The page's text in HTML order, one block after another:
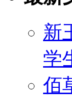
新
学
佰